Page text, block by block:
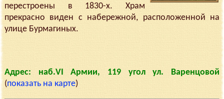
перестроены в 1830-х. Храм
прекрасно виден с набережной, расположенной на
улице Бурмагиных.
Адрес: наб.VI Армии, 119 угол ул. Варенцовой
(показать на карте)